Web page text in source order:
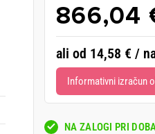
866,04
ali od 14,58 € /
Informativni izračun
NA ZALOGI PRI